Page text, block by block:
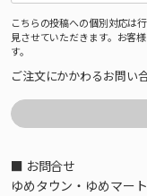
こちらの投稿への個別対応は
見させていただきます。お客
す。
ご注文にかかわるお問い
■ お問合せ
ゆめタウン・ゆめマー